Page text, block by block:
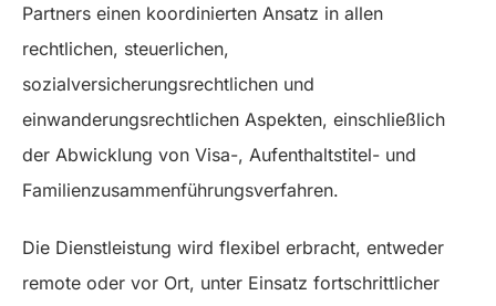
Partners einen koordinierten Ansatz in allen
rechtlichen, steuerlichen,
sozialversicherungsrechtlichen und
einwanderungsrechtlichen Aspekten, einschließlich
der Abwicklung von Visa-, Aufenthaltstitel- und
Familienzusammenführungsverfahren.
Die Dienstleistung wird flexibel erbracht, entweder
remote oder vor Ort, unter Einsatz fortschrittlicher